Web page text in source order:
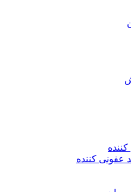
عفونی کننده